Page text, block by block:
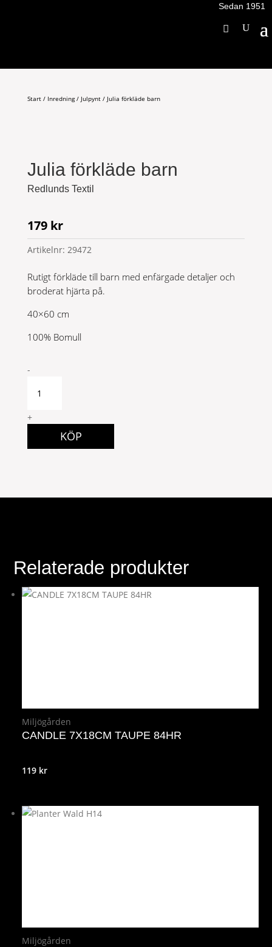
Sedan 1951
Start/ Inredning/ Julpynt/ Julia förkläde barn
Julia förkläde barn
Redlunds Textil
179 kr
Artikelnr: 29472
Rutigt förkläde till barn med enfärgade detaljer och
broderat hjärta på.
40×60 cm
100% Bomull
Julia
barn
-
+
KÖP
Relaterade produkter
Miljögården
CANDLE 7X18CM TAUPE 84HR
119 kr
Miljögården